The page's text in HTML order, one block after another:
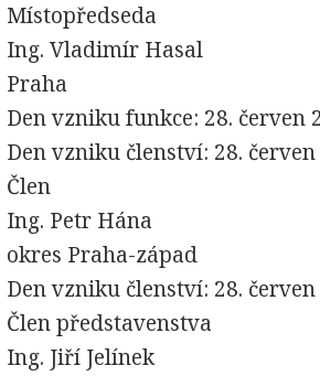
Místopředseda
Ing. Vladimír Hasal
Praha
Den vzniku funkce: 28. červen
Den vzniku členství: 28. červen
Člen
Ing. Petr Hána
okres Praha-západ
Den vzniku členství: 28. červen
Člen představenstva
Ing. Jiří Jelínek